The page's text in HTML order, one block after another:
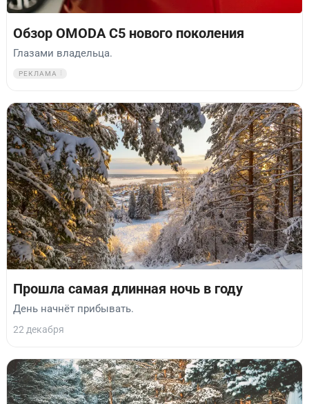
Обзор OMODA C5 нового поколения
Глазами владельца.
РЕКЛАМА
Прошла самая длинная ночь в году
День начнёт прибывать.
22 декабря